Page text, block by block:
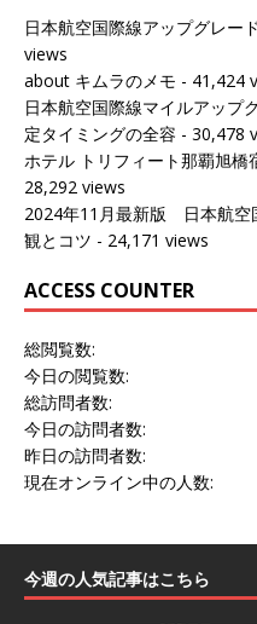
日本航空国際線アップグレー
views
about キムラのメモ - 41,424
日本航空国際線マイルアップ
定タイミングの全容 - 30,478
ホテル トリフィート那覇旭橋
28,292 views
2024年11月最新版 日本航空
観とコツ - 24,171 views
ACCESS COUNTER
総閲覧数:
今日の閲覧数:
総訪問者数:
今日の訪問者数:
昨日の訪問者数:
現在オンライン中の人数:
今週の人気記事はこちら